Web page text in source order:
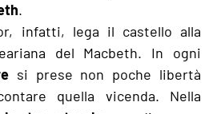
.
infatti, lega il castello alla
del Macbeth. In ogni
si prese non poche libertà
quella vicenda. Nella